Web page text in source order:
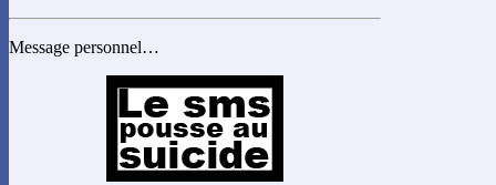
Message personnel…